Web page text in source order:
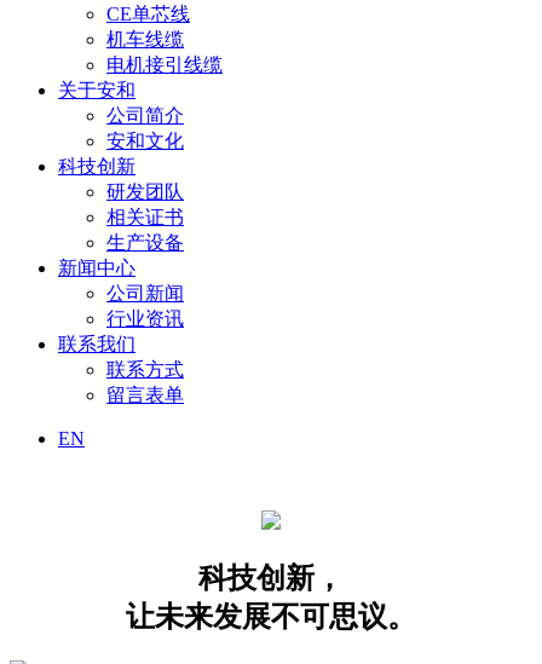
CE单芯线
机车线缆
电机接引线缆
关于安和
公司简介
安和文化
科技创新
研发团队
相关证书
生产设备
新闻中心
公司新闻
行业资讯
联系我们
联系方式
留言表单
EN
科技创新，
让未来发展不可思议。